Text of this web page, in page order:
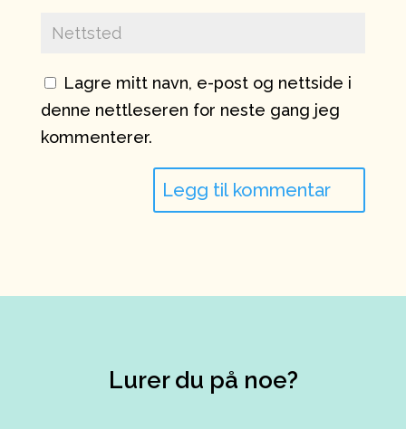
Lagre mitt navn, e-post og nettside i
denne nettleseren for neste gang jeg
kommenterer.
Lurer du på noe?